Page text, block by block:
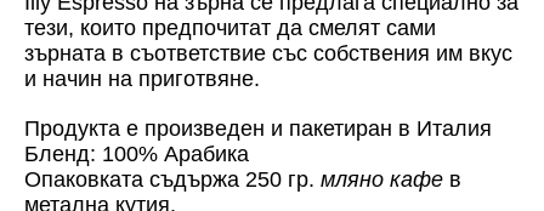
тези, които предпочитат да смелят сами
зърната в съответствие със собствения им вкус
и начин на приготвяне.
Продукта е произведен и пакетиран в Италия
Бленд: 100% Арабика
Опаковката съдържа 250 гр. мляно кафе в
метална кутия.